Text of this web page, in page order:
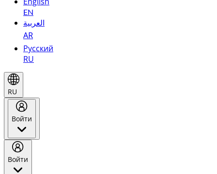
EN
العربية
AR
Русский
RU
RU
Войти
Войти